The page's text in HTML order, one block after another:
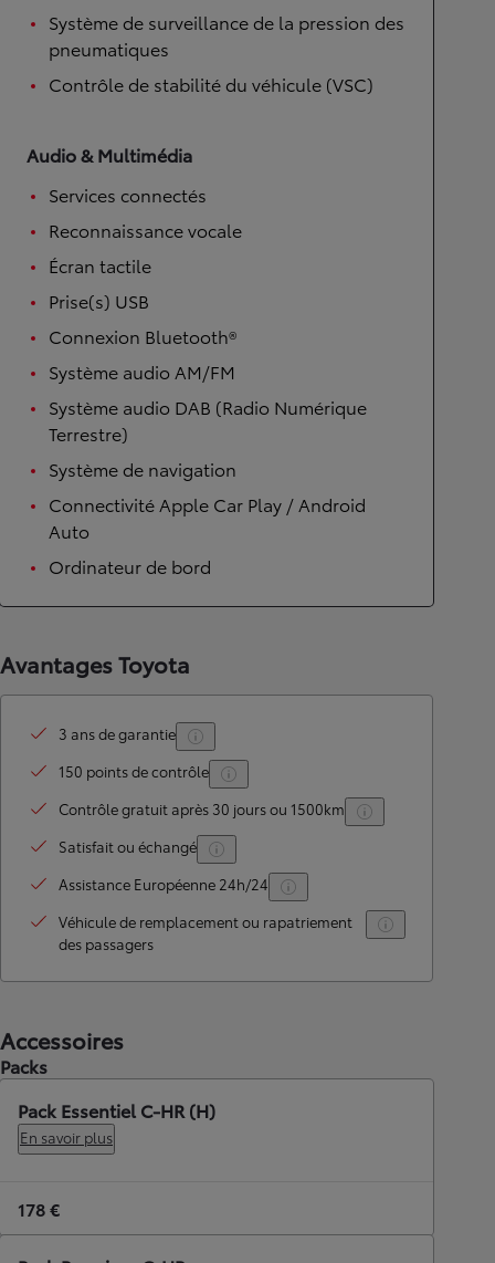
Système de surveillance de la pression des
pneumatiques
Contrôle de stabilité du véhicule (VSC)
Audio & Multimédia
Services connectés
Reconnaissance vocale
Écran tactile
Prise(s) USB
Connexion Bluetooth®
Système audio AM/FM
Système audio DAB (Radio Numérique
Terrestre)
Système de navigation
Connectivité Apple Car Play / Android
Auto
Ordinateur de bord
Avantages Toyota
3 ans de garantie
150 points de contrôle
Contrôle gratuit après 30 jours ou 1500km
Satisfait ou échangé
Assistance Européenne 24h/24
Véhicule de remplacement ou rapatriement
des passagers
Accessoires
Packs
Pack Essentiel C-HR (H)
En savoir plus
178 €